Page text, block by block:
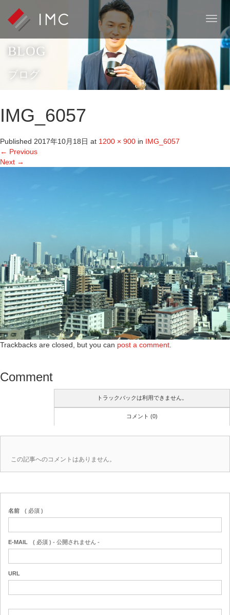
T
g
l
e
a
BLOG
ブログ
IMG_6057
Published 2017年10月18日 at 1200 × 900 in IMG_6057
← Previous
Next →
Trackbacks are closed, but you can post a comment
Comment
トラックバックは利用できません。
コメント (0)
この記事へのコメントはありません。
名前 ( 必須 )
E-MAIL ( 必須 ) - 公開されません -
URL